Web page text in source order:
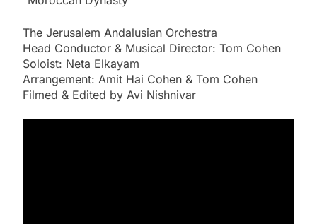
The Jerusalem Andalusian Orchestra
Head Conductor & Musical Director: Tom Cohen
Soloist: Neta Elkayam
Arrangement: Amit Hai Cohen & Tom Cohen
Filmed & Edited by Avi Nishnivar